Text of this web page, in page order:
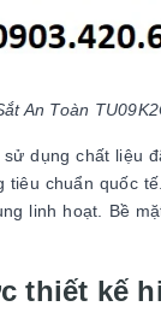
An Toàn
dụng chất liệu
tiêu chuẩn quốc
linh hoạt. Bề
thiết kế